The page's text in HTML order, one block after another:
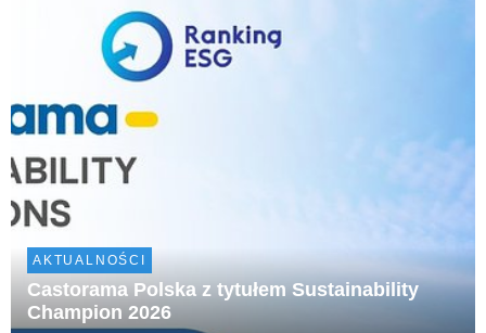
AKTUALNOŚCI
Castorama Polska z tytułem Sustainability
Champion 2026